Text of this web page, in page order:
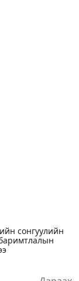
сонгуулийн